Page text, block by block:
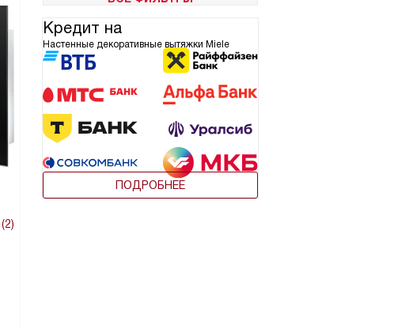
Кредит на
Настенные декоративные вытяжки Miele
ПОДРОБНЕЕ
(2)